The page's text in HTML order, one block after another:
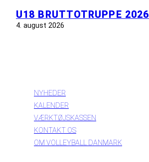
U18 BRUTTOTRUPPE 2026
4. august 2026
NYHEDER
KALENDER
VÆRKTØJSKASSEN
KONTAKT OS
OM VOLLEYBALL DANMARK